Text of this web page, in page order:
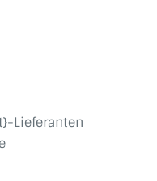
Lieferanten